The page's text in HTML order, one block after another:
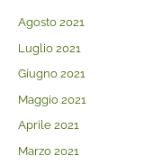
Agosto 2021
Luglio 2021
Giugno 2021
Maggio 2021
Aprile 2021
Marzo 2021